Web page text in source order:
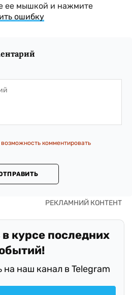
ее мышкой и нажмите
ошибку
комментировать
курсе последних
наш канал в Telegram